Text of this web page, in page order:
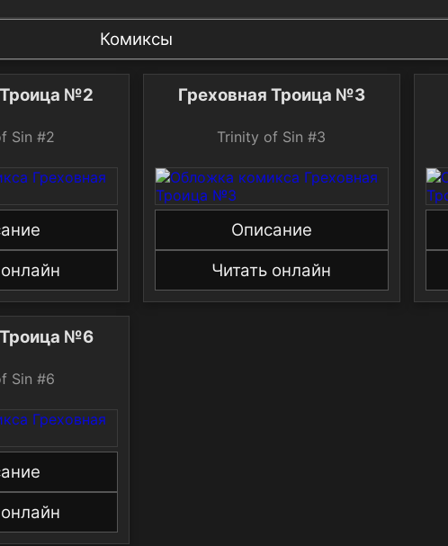
Комиксы
№2
Sin #2
Греховная Троица №3
Trinity of Sin #3
Описание
Читать онлайн
Троица №6
Sin #6